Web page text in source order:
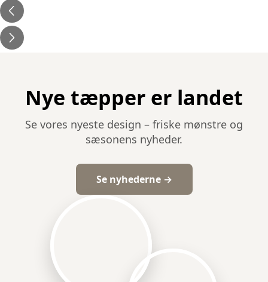
Nye tæpper er landet
Se vores nyeste design – friske mønstre og
sæsonens nyheder.
Se nyhederne →